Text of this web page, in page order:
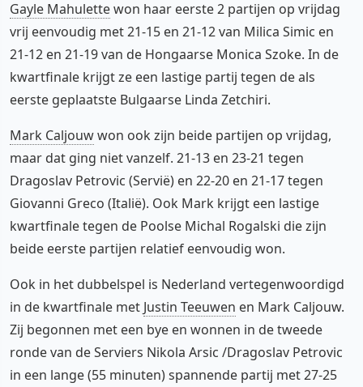
Gayle Mahulettewon haar eerste 2 partijen op vrijdag
vrij eenvoudig met 21-15 en 21-12 van Milica Simic en
21-12 en 21-19 van de Hongaarse Monica Szoke. In de
kwartfinale krijgt ze een lastige partij tegen de als
eerste geplaatste Bulgaarse Linda Zetchiri.
Mark Caljouwwon ook zijn beide partijen op vrijdag,
maar dat ging niet vanzelf. 21-13 en 23-21 tegen
Dragoslav Petrovic (Servië) en 22-20 en 21-17 tegen
Giovanni Greco (Italië). Ook Mark krijgt een lastige
kwartfinale tegen de Poolse Michal Rogalski die zijn
beide eerste partijen relatief eenvoudig won.
Ook in het dubbelspel is Nederland vertegenwoordigd
in de kwartfinale met Justin Teeuwen en Mark Caljouw.
Zij begonnen met een bye en wonnen in de tweede
ronde van de Serviers Nikola Arsic /Dragoslav Petrovic
in een lange (55 minuten) spannende partij met 27-25